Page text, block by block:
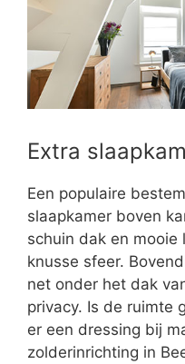
Extra
Een populaire
slaapkamer boven
schuin dak en
knusse sfeer.
net onder het dak
privacy. Is de ruimte
er een dressing bij
zolderinrichting in